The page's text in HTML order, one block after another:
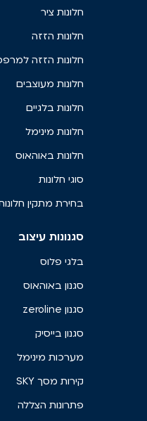
חלונות ציר
חלונות הזזה
חלונות הזזה למרפסת
חלונות מעוצבים
חלונות בלגיים
חלונות מינימל
חלונות באוהאוס
סוגי חלונות
בחירת מתקין חלונות
סגנונות עיצוב
בלגי פלוס
סגנון באוהאוס
סגנון zeroline
סגנון בייסיק
מערכות מינימל
קירות מסך SKY
פתרונות הצללה